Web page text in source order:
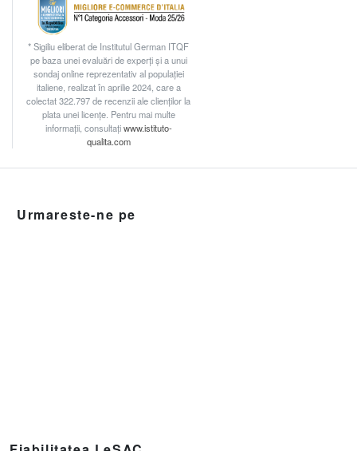
* Sigiliu eliberat de Institutul German ITQF
pe baza unei evaluări de experți și a unui
sondaj online reprezentativ al populației
italiene, realizat în aprilie 2024, care a
colectat 322.797 de recenzii ale clienților la
plata unei licențe. Pentru mai multe
informații, consultațiwww.istituto-
qualita.com
Urmareste-ne pe